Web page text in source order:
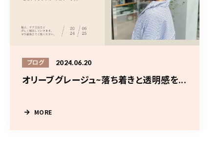
ブログ 2024.06.20
オリーブグレージュ~落ち着きと透明感を...
MORE